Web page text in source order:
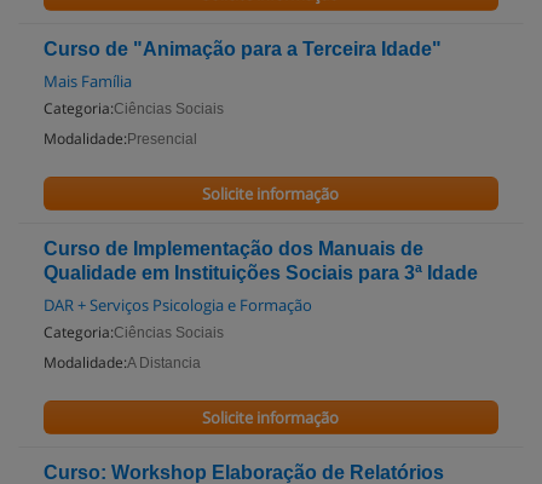
Curso de "Animação para a Terceira Idade"
Mais Família
Categoria:Ciências Sociais
Modalidade: Presencial
Solicite informação
Curso de Implementação dos Manuais de
Qualidade em Instituições Sociais para 3ª Idade
DAR + Serviços Psicologia e Formação
Categoria:Ciências Sociais
Modalidade:A Distancia
Solicite informação
Curso: Workshop Elaboração de Relatórios